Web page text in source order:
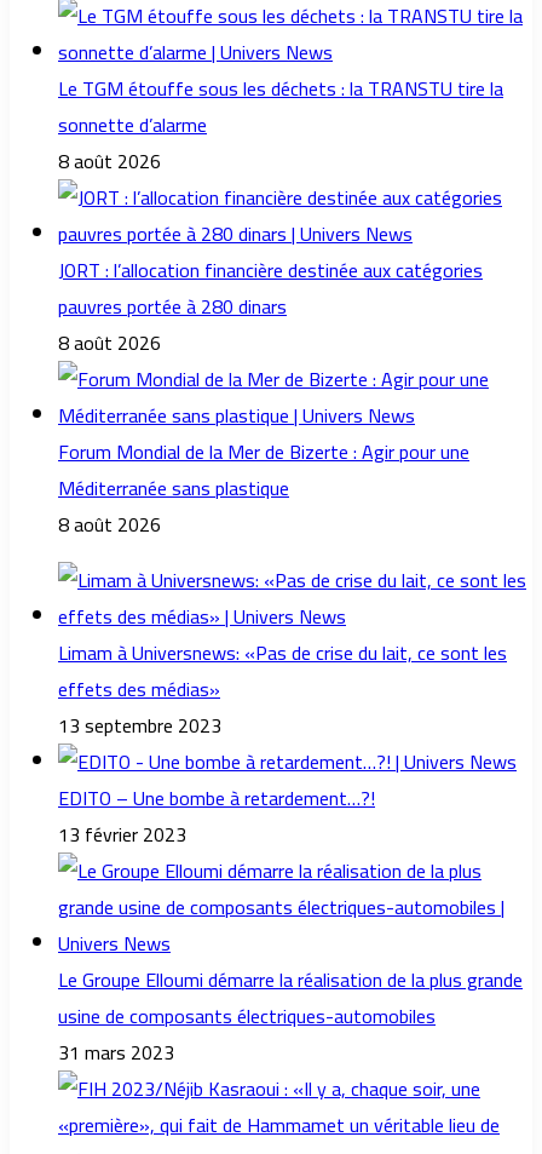
Le TGM étouffe sous les déchets : la TRANSTU tire la
sonnette d’alarme
8 août 2026
JORT : l’allocation financière destinée aux catégories
pauvres portée à 280 dinars
8 août 2026
Forum Mondial de la Mer de Bizerte : Agir pour une
Méditerranée sans plastique
8 août 2026
Limam à Universnews: «Pas de crise du lait, ce sont les
effets des médias»
13 septembre 2023
EDITO – Une bombe à retardement…?!
13 février 2023
Le Groupe Elloumi démarre la réalisation de la plus grande
usine de composants électriques-automobiles
31 mars 2023